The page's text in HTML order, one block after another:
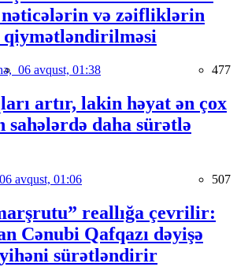
və zəifliklərin
qiymətləndirilməsi
06 avqust, 01:38 477
artır, lakin həyat ən çox
sahələrdə daha sürətlə
06 avqust, 01:06 507
reallığa çevrilir:
Cənubi Qafqazı dəyişə
sürətləndirir